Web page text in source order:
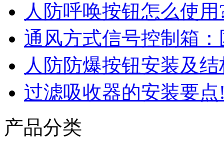
人防呼唤按钮怎么使用
通风方式信号控制箱
人防防爆按钮安装及
过滤吸收器的安装要点
产品分类